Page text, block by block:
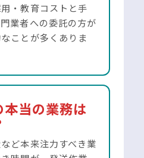
・教育コストと手
業者への委託の方が
ことが多くありま
本当の業務は
ど本来注力すべき業